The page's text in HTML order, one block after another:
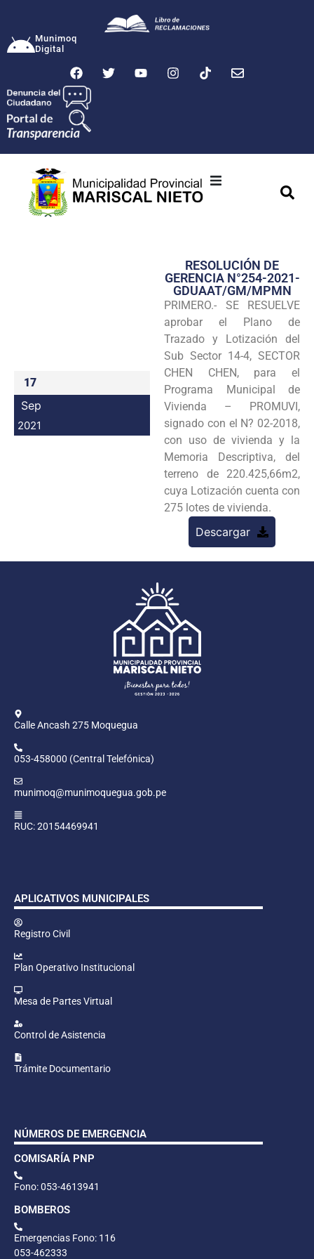
Munimoq
Digital
Transparencia
Seguridad
Programas
Intranet
17
Sep
2021
RESOLUCIÓN DE
GERENCIA N°254-2021-
GDUAAT/GM/MPMN
PRIMERO.- SE RESUELVE
aprobar el Plano de
Trazado y Lotización del
Sub Sector 14-4, SECTOR
CHEN CHEN, para el
Programa Municipal de
Vivienda – PROMUVI,
signado con el N? 02-2018,
con uso de vivienda y la
Memoria Descriptiva, del
terreno de 220.425,66m2,
cuya Lotización cuenta con
275 lotes de vivienda.
Descargar
Calle Ancash 275 Moquegua
053-458000 (Central Telefónica)
munimoq@munimoquegua.gob.pe
RUC: 20154469941
APLICATIVOS MUNICIPALES
Registro Civil
Plan Operativo Institucional
Mesa de Partes Virtual
Control de Asistencia
Trámite Documentario
NÚMEROS DE EMERGENCIA
COMISARÍA PNP
Fono: 053-4613941
BOMBEROS
Emergencias Fono: 116
053-462333